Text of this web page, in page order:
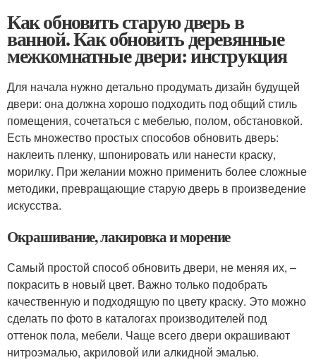
Как обновить старую дверь в
ванной. Как обновить деревянные
межкомнатные двери: инструкция
Для начала нужно детально продумать дизайн будущей
двери: она должна хорошо подходить под общий стиль
помещения, сочетаться с мебелью, полом, обстановкой.
Есть множество простых способов обновить дверь:
наклеить пленку, шпонировать или нанести краску,
морилку. При желании можно применить более сложные
методики, превращающие старую дверь в произведение
искусства.
Окрашивание, лакировка и морение
Самый простой способ обновить двери, не меняя их, –
покрасить в новый цвет. Важно только подобрать
качественную и подходящую по цвету краску. Это можно
сделать по фото в каталогах производителей под
оттенок пола, мебели. Чаще всего двери окрашивают
нитроэмалью, акриловой или алкидной эмалью.